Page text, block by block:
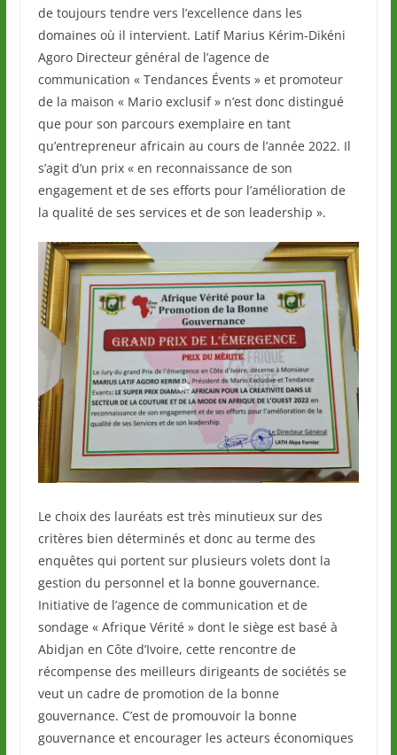
de toujours tendre vers l’excellence dans les
domaines où il intervient. Latif Marius Kérim-Dikéni
Agoro Directeur général de l’agence de
communication « Tendances Évents » et promoteur
de la maison « Mario exclusif » n’est donc distingué
que pour son parcours exemplaire en tant
qu’entrepreneur africain au cours de l’année 2022. Il
s’agit d’un prix « en reconnaissance de son
engagement et de ses efforts pour l’amélioration de
la qualité de ses services et de son leadership ».
Le choix des lauréats est très minutieux sur des
critères bien déterminés et donc au terme des
enquêtes qui portent sur plusieurs volets dont la
gestion du personnel et la bonne gouvernance.
Initiative de l’agence de communication et de
sondage « Afrique Vérité » dont le siège est basé à
Abidjan en Côte d’Ivoire, cette rencontre de
récompense des meilleurs dirigeants de sociétés se
veut un cadre de promotion de la bonne
gouvernance. C’est de promouvoir la bonne
gouvernance et encourager les acteurs économiques